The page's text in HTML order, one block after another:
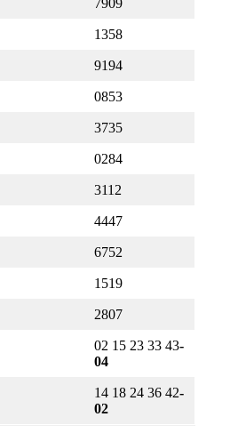
1358
9194
0853
3735
0284
3112
4447
6752
1519
2807
02 15 23 33 43-
04
14 18 24 36 42-
02